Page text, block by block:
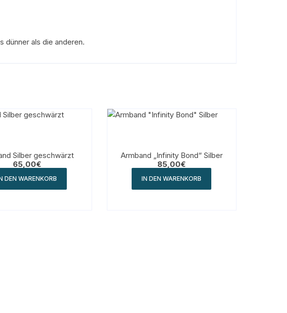
dünner als die anderen.
Silber geschwärzt
65,00€
DEN WARENKORB
Armband „Infinity Bond“ Silber
85,00€
IN DEN WARENKORB